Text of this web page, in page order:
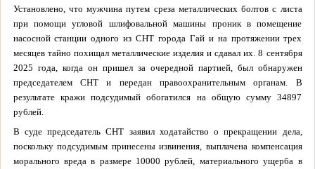
Установлено, что мужчина путем среза металлических болтов с листа
при помощи угловой шлифовальной машины проник в помещение
насосной станции одного из СНТ города Гай и на протяжении трех
месяцев тайно похищал металлические изделия и сдавал их. 8 сентября
2025 года, когда он пришел за очередной партией, был обнаружен
председателем СНТ и передан правоохранительным органам. В
результате кражи подсудимый обогатился на общую сумму 34897
рублей.
В суде председатель СНТ заявил ходатайство о прекращении дела,
поскольку подсудимым принесены извинения, выплачена компенсация
морального вреда в размере 10000 рублей, материального ущерба в